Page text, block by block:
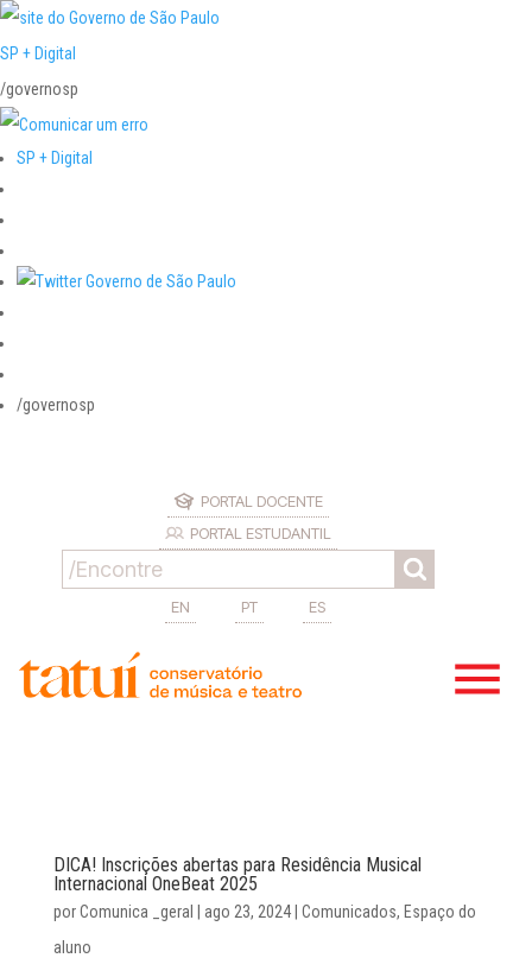
SP + Digital
/governosp
SP + Digital
/governosp
PORTAL DOCENTE
PORTAL ESTUDANTIL
EN PT ES
DICA! Inscrições abertas para Residência Musical
Internacional OneBeat 2025
porComunica _geral ago 23, 2024| Comunicados, Espaço do
aluno